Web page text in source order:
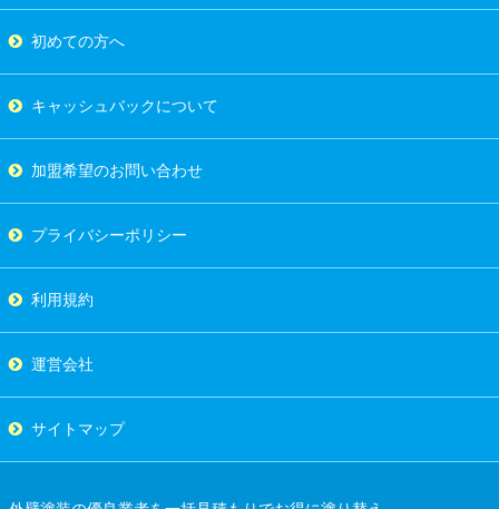
初めての方へ
キャッシュバックについて
加盟希望のお問い合わせ
プライバシーポリシー
利用規約
運営会社
サイトマップ